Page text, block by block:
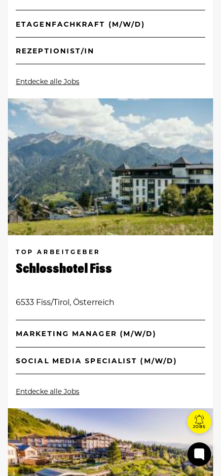
ETAGENFACHKRAFT (M/W/D)
REZEPTIONIST/IN
Entdecke alle Jobs
TOP ARBEITGEBER
Schlosshotel Fiss
6533 Fiss/Tirol, Österreich
MARKETING MANAGER (M/W/D)
SOCIAL MEDIA SPECIALIST (M/W/D)
Entdecke alle Jobs
JOBS